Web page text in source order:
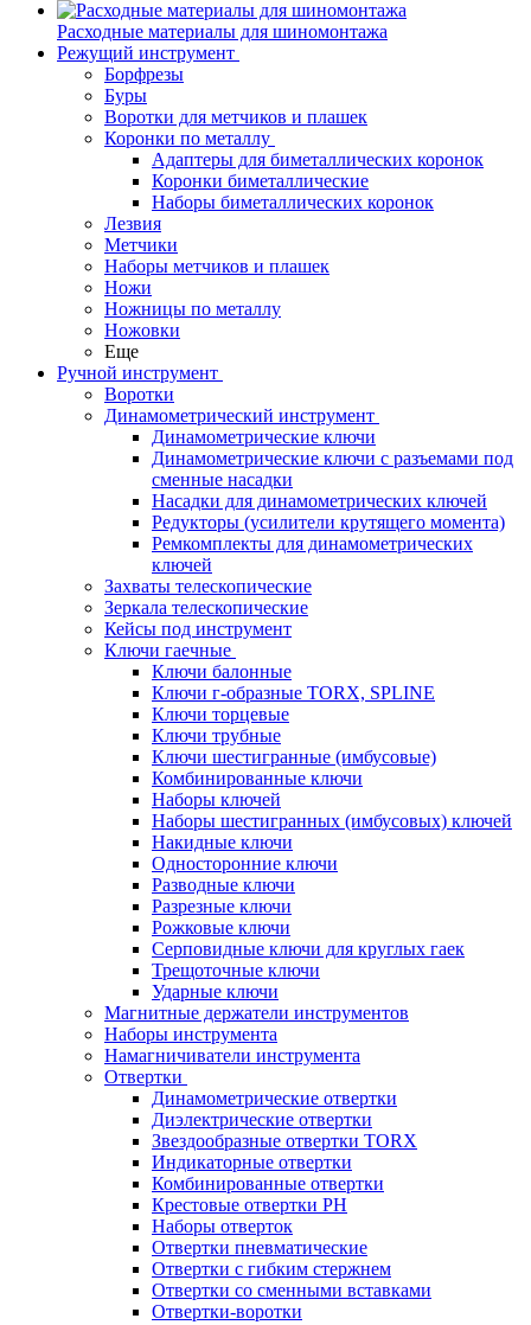
Расходные материалы для шиномонтажа
Режущий инструмент
Борфрезы
Буры
Воротки для метчиков и плашек
Коронки по металлу
Адаптеры для биметаллических коронок
Коронки биметаллические
Наборы биметаллических коронок
Лезвия
Метчики
Наборы метчиков и плашек
Ножи
Ножницы по металлу
Ножовки
Еще
Ручной инструмент
Воротки
Динамометрический инструмент
Динамометрические ключи
Динамометрические ключи с разъемами под
сменные насадки
Насадки для динамометрических ключей
Редукторы (усилители крутящего момента)
Ремкомплекты для динамометрических
ключей
Захваты телескопические
Зеркала телескопические
Кейсы под инструмент
Ключи гаечные
Ключи балонные
Ключи г-образные TORX, SPLINE
Ключи торцевые
Ключи трубные
Ключи шестигранные (имбусовые)
Комбинированные ключи
Наборы ключей
Наборы шестигранных (имбусовых) ключей
Накидные ключи
Односторонние ключи
Разводные ключи
Разрезные ключи
Рожковые ключи
Серповидные ключи для круглых гаек
Трещоточные ключи
Ударные ключи
Магнитные держатели инструментов
Наборы инструмента
Намагничиватели инструмента
Отвертки
Динамометрические отвертки
Диэлектрические отвертки
Звездообразные отвертки TORX
Индикаторные отвертки
Комбинированные отвертки
Крестовые отвертки PH
Наборы отверток
Отвертки пневматические
Отвертки с гибким стержнем
Отвертки со сменными вставками
Отвертки-воротки